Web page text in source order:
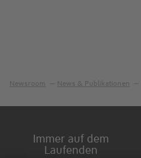
Newsroom News & Publikationen
Immer auf dem
Laufenden